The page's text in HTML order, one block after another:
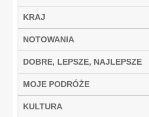
KRAJ
NOTOWANIA
DOBRE, LEPSZE, NAJLEPSZE
MOJE PODRÓŻE
KULTURA